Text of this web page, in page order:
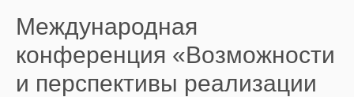
Международная
конференция «Возможности
и перспективы реализации